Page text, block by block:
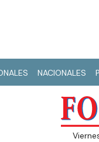
NACIONALES